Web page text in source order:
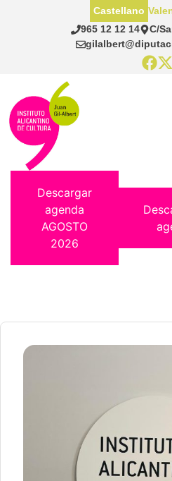
965 12 12 14
C/
Castellano
Descargar
agenda
AGOSTO
2026